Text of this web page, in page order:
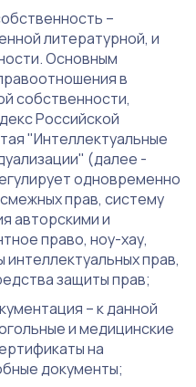
–
литературной, и
Основным
в
собственности,
Российской
"Интеллектуальные
(далее -
одновременно
прав, систему
авторскими и
право, ноу-хау,
прав,
защиты прав;
– к данной
и медицинские
на
документы;